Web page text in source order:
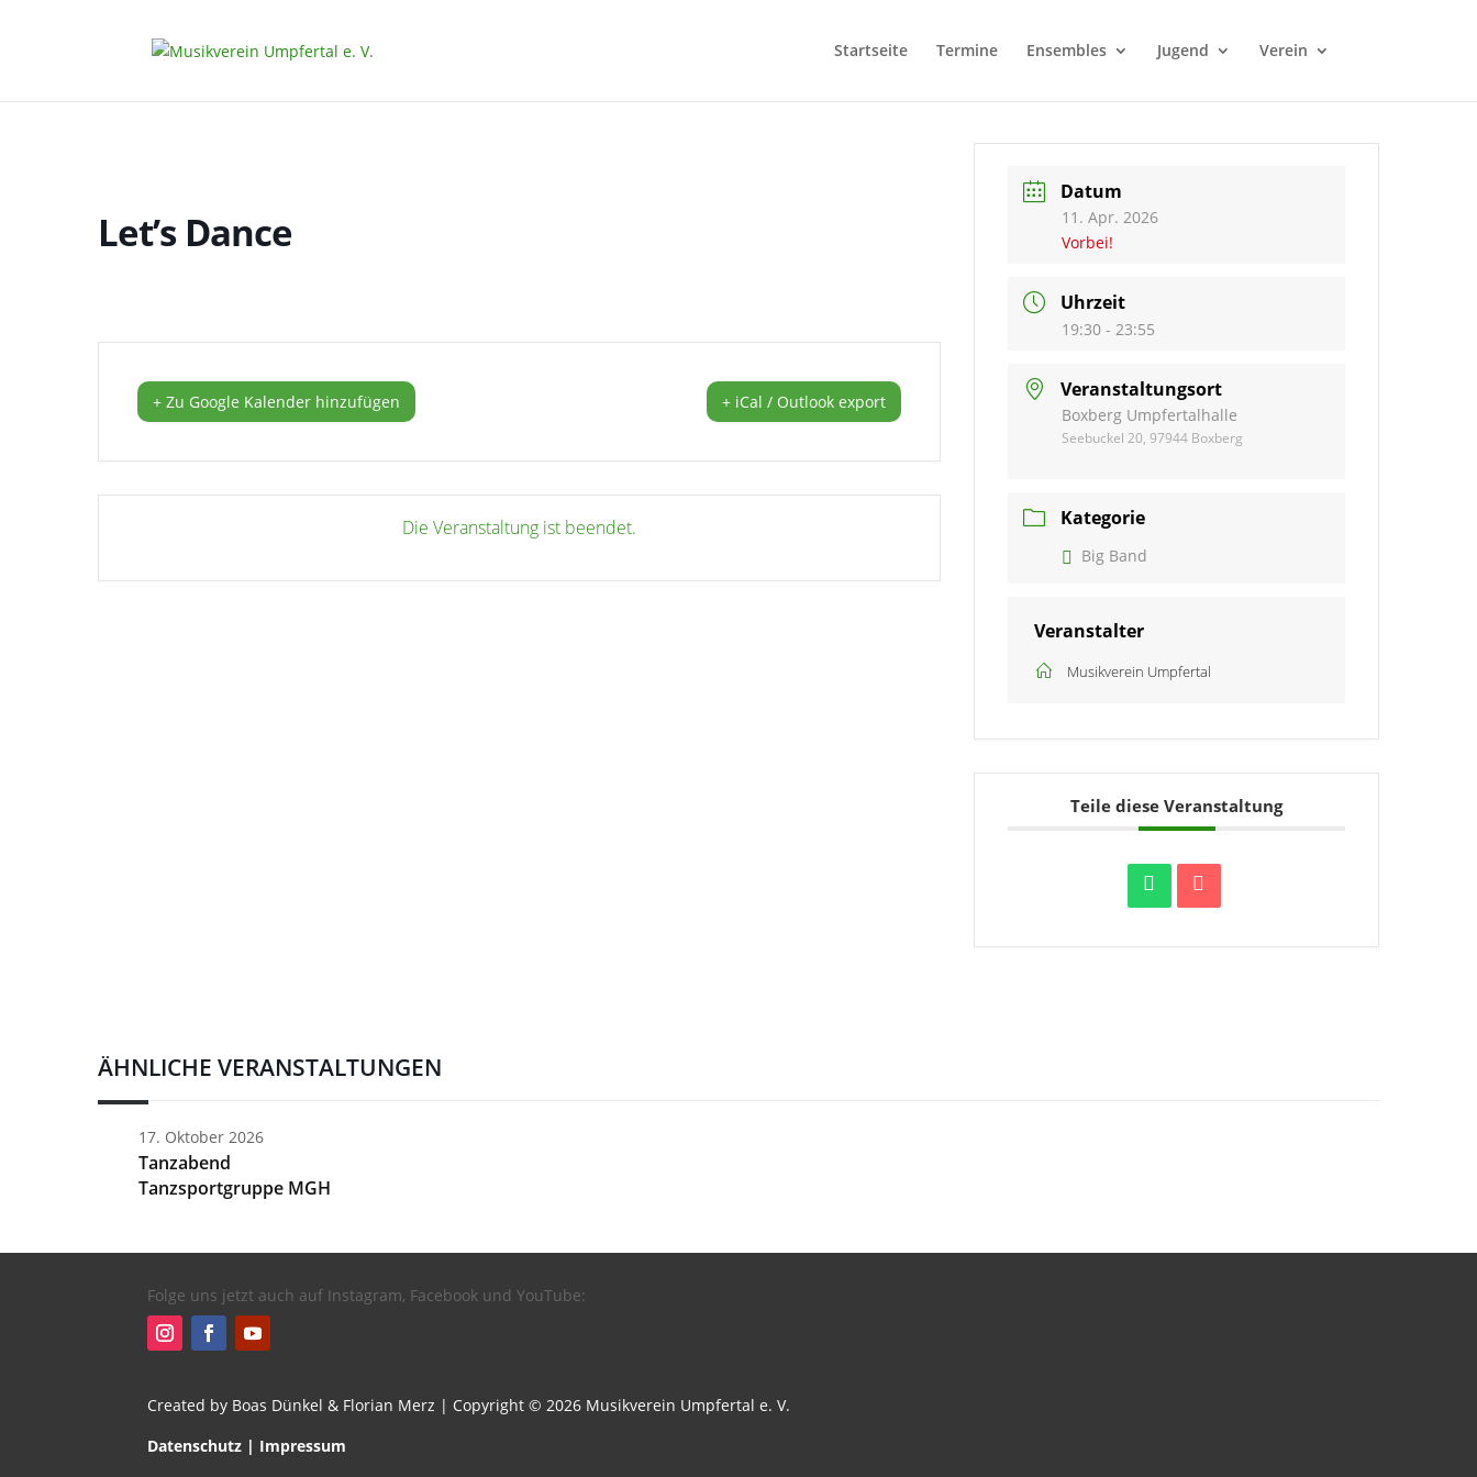
Startseite Termine Ensembles Jugend Verein
Let’s Dance
+ Zu Google Kalender hinzufügen + iCal / Outlook export
Die Veranstaltung ist beendet.
Datum
11. Apr. 2026
Vorbei!
Uhrzeit
19:30 - 23:55
Veranstaltungsort
Boxberg Umpfertalhalle
Seebuckel 20, 97944 Boxberg
Kategorie
Big Band
Veranstalter
Musikverein Umpfertal
Teile diese Veranstaltung
ÄHNLICHE VERANSTALTUNGEN
17. Oktober 2026
Tanzabend
Tanzsportgruppe MGH
Folge uns jetzt auch auf Instagram, Facebook und YouTube:
Created by Boas Dünkel & Florian Merz | Copyright © 2026 Musikverein Umpfertal e. V.
Datenschutz | Impressum